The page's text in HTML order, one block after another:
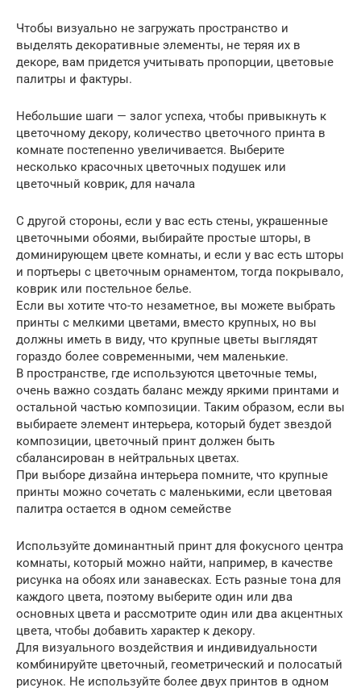
Чтобы визуально не загружать пространство и
выделять декоративные элементы, не теряя их в
декоре, вам придется учитывать пропорции, цветовые
палитры и фактуры.
Небольшие шаги — залог успеха, чтобы привыкнуть к
цветочному декору, количество цветочного принта в
комнате постепенно увеличивается. Выберите
несколько красочных цветочных подушек или
цветочный коврик, для начала
С другой стороны, если у вас есть стены, украшенные
цветочными обоями, выбирайте простые шторы, в
доминирующем цвете комнаты, и если у вас есть шторы
и портьеры с цветочным орнаментом, тогда покрывало,
коврик или постельное белье.
Если вы хотите что-то незаметное, вы можете выбрать
принты с мелкими цветами, вместо крупных, но вы
должны иметь в виду, что крупные цветы выглядят
гораздо более современными, чем маленькие.
В пространстве, где используются цветочные темы,
очень важно создать баланс между яркими принтами и
остальной частью композиции. Таким образом, если вы
выбираете элемент интерьера, который будет звездой
композиции, цветочный принт должен быть
сбалансирован в нейтральных цветах.
При выборе дизайна интерьера помните, что крупные
принты можно сочетать с маленькими, если цветовая
палитра остается в одном семействе
Используйте доминантный принт для фокусного центра
комнаты, который можно найти, например, в качестве
рисунка на обоях или занавесках. Есть разные тона для
каждого цвета, поэтому выберите один или два
основных цвета и рассмотрите один или два акцентных
цвета, чтобы добавить характер к декору.
Для визуального воздействия и индивидуальности
комбинируйте цветочный, геометрический и полосатый
рисунок. Не используйте более двух принтов в одном